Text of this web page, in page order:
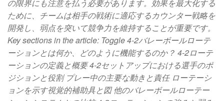
の限界にも注意を払う必要があります。効果を最大化する
ために、チームは相手の戦術に適応するカウンター戦略を
開発し、弱点を突いて競争力を維持することが重要です。
Key sections in the article: Toggle 4-2バレーボールローテ
ーションとは何か、どのように機能するのか？ 4-2ローテ
ーションの定義と概要 4-2セットアップにおける選手のポ
ジションと役割 プレー中の主要な動きと責任 ローテーシ
ョンを示す視覚的補助具と図 他のバレーボールローテー